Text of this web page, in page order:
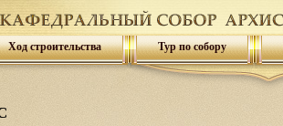
Ход строительства Тур по собору